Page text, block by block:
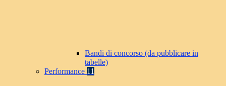
Bandi di concorso (da pubblicare in
tabelle)
Performance 11